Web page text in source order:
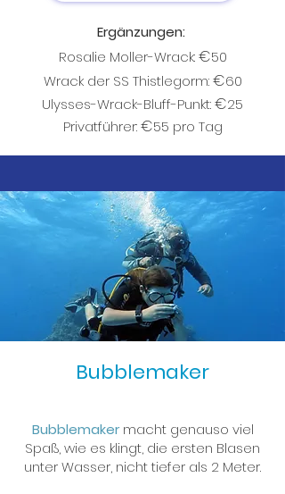
Ergänzungen:
Rosalie Moller-Wrack:€50
Wrack der SS Thistlegorm:€60
Ulysses-Wrack-Bluff-Punkt:€25
Privatführer:€55 pro Tag
Bubblemaker
Bubblemakermacht genauso viel
Spaß, wie es klingt, die ersten Blasen
unter Wasser, nicht tiefer als 2 Meter.